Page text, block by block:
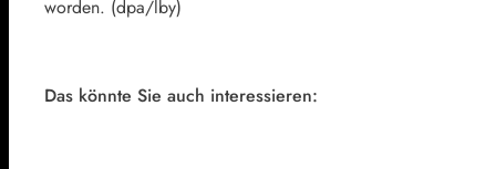
worden. (dpa/lby)
Das könnte Sie auch interessieren: